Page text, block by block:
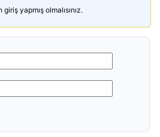
yapmış olmalısınız.